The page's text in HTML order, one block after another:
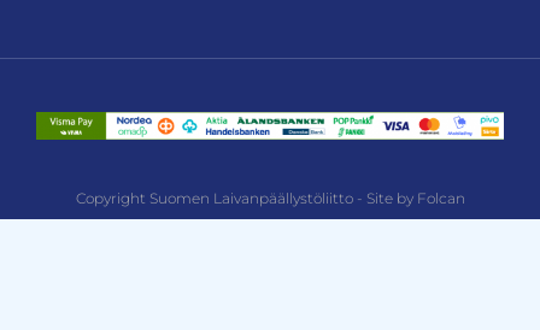
Copyright Suomen Laivanpäällystöliitto - Site by Folcan